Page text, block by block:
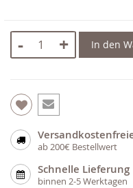
- + In den
ab 200€ Bestellwert
Schnelle Lieferung
binnen 2-5 Werktagen